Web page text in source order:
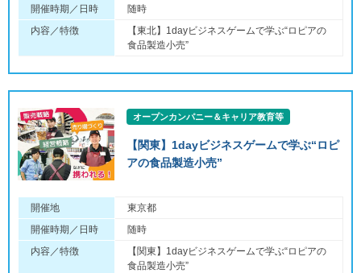
開催時期／日時
随時
内容／特徴
【東北】1dayビジネスゲームで学ぶ“ロピアの
食品製造小売”
オープンカンパニー＆キャリア教育等
【関東】1dayビジネスゲームで学ぶ“ロピ
アの食品製造小売”
開催地
東京都
開催時期／日時
随時
内容／特徴
【関東】1dayビジネスゲームで学ぶ“ロピアの
食品製造小売”